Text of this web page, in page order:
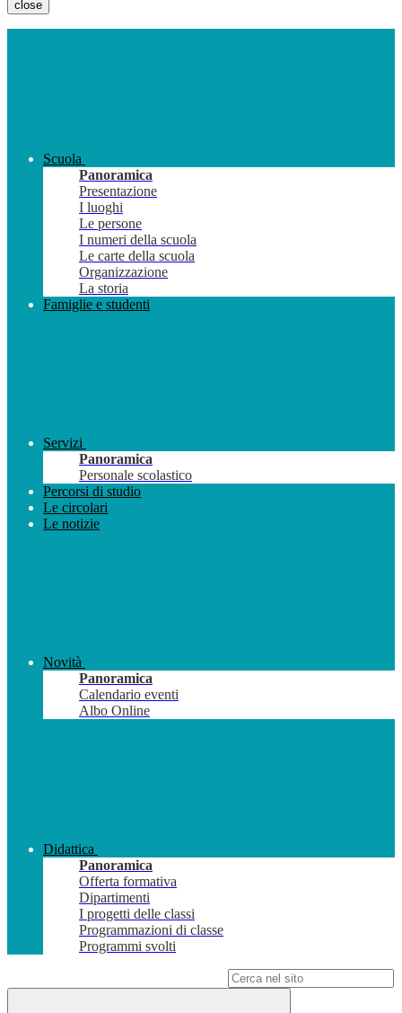
close
Scuola
Panoramica
Presentazione
I luoghi
Le persone
I numeri della scuola
Le carte della scuola
Organizzazione
La storia
Famiglie e studenti
Servizi
Panoramica
Personale scolastico
Percorsi di studio
Le circolari
Le notizie
Novità
Panoramica
Calendario eventi
Albo Online
Didattica
Panoramica
Offerta formativa
Dipartimenti
I progetti delle classi
Programmazioni di classe
Programmi svolti